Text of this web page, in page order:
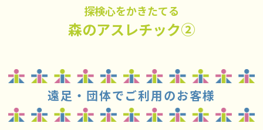
探検心をかきたてる
森のアスレチック②
遠足・団体でご利用のお客様